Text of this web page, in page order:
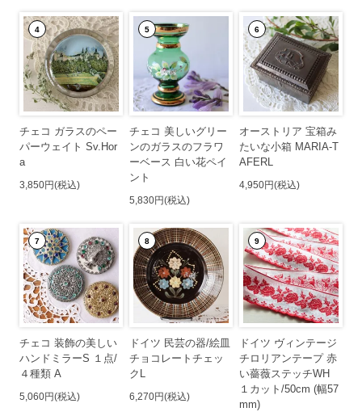
4
チェコ ガラスのペー
パーウェイト Sv.Hor
a
3,850円(税込)
5
チェコ 美しいグリー
ンのガラスのフラワ
ーベース 白い花ペイ
ント
5,830円(税込)
6
オーストリア 宝箱み
たいな小箱 MARIA-T
AFERL
4,950円(税込)
7
チェコ 装飾の美しい
ハンドミラーS １点/
４種類 A
5,060円(税込)
8
ドイツ 民芸の器/絵皿
チョコレートチェッ
クL
6,270円(税込)
9
ドイツ ヴィンテージ
チロリアンテープ 赤
い薔薇ステッチWH
１カット/50cm (幅57
mm)